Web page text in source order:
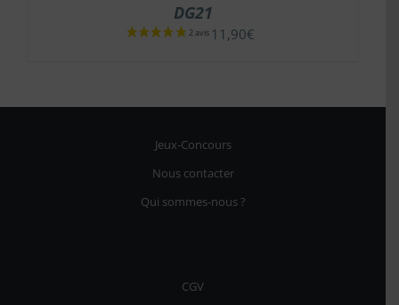
DG21
11,90€
Jeux-Concours
Nous contacter
Qui sommes-nous ?
CGV